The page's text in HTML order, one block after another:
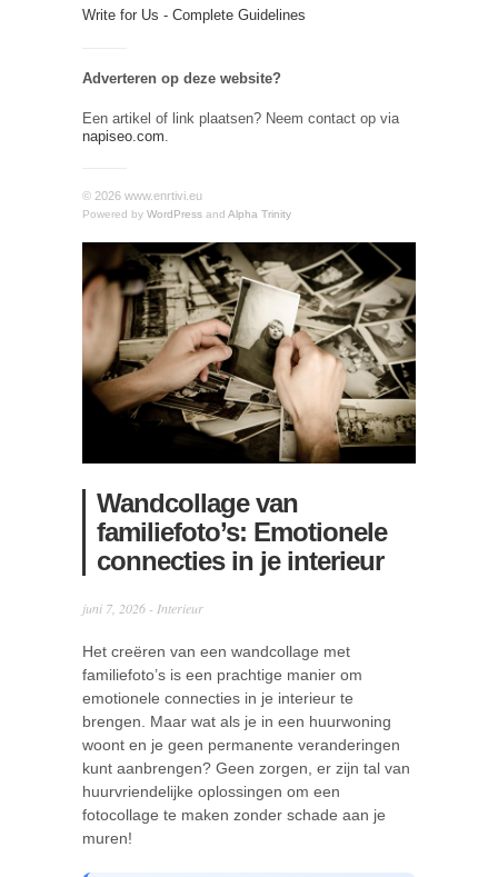
Write for Us - Complete Guidelines
Adverteren op deze website?
Een artikel of link plaatsen? Neem contact op via
napiseo.com.
© 2026 www.enrtivi.eu
Powered by WordPress and Alpha Trinity
Wandcollage van
familiefoto’s: Emotionele
connecties in je interieur
juni 7, 2026 - Interieur
Het creëren van een wandcollage met
familiefoto’s is een prachtige manier om
emotionele connecties in je interieur te
brengen. Maar wat als je in een huurwoning
woont en je geen permanente veranderingen
kunt aanbrengen? Geen zorgen, er zijn tal van
huurvriendelijke oplossingen om een
fotocollage te maken zonder schade aan je
muren!